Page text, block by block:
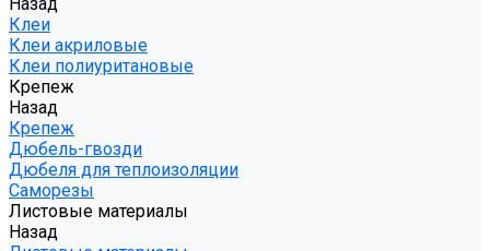
Клеи
Клеи акриловые
Клеи полиуритановые
Крепеж
Назад
Крепеж
Дюбель-гвозди
Дюбеля для теплоизоляции
Саморезы
Листовые материалы
Назад